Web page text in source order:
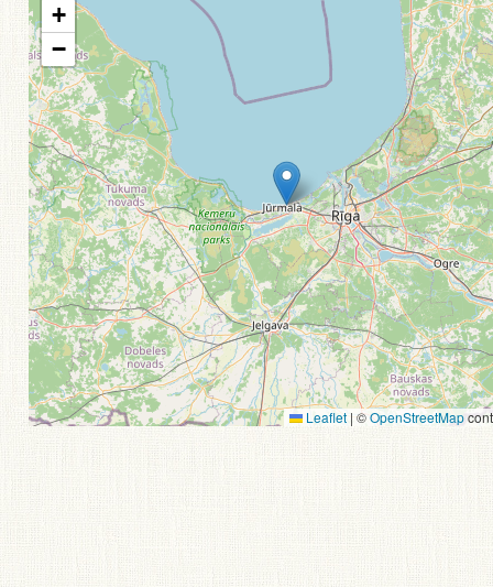
+
−
Leaflet | ©OpenStreetMap